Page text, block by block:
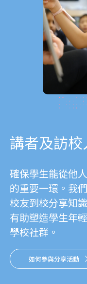
講者及訪校
確保學生能從他
的重要一環。我
校友到校分享知
有助塑造學生年
學校社群。
如何參與分享活動